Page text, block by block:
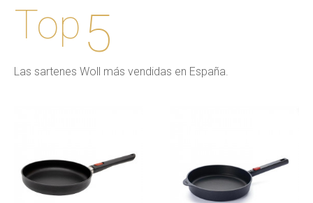
Top5
Las sartenes Woll más vendidas en España.